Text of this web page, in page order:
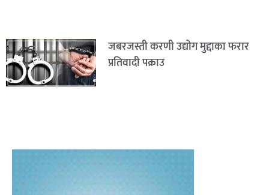
जबरजस्ती करणी उद्योग मुद्दाका फरार
प्रतिवादी पक्राउ